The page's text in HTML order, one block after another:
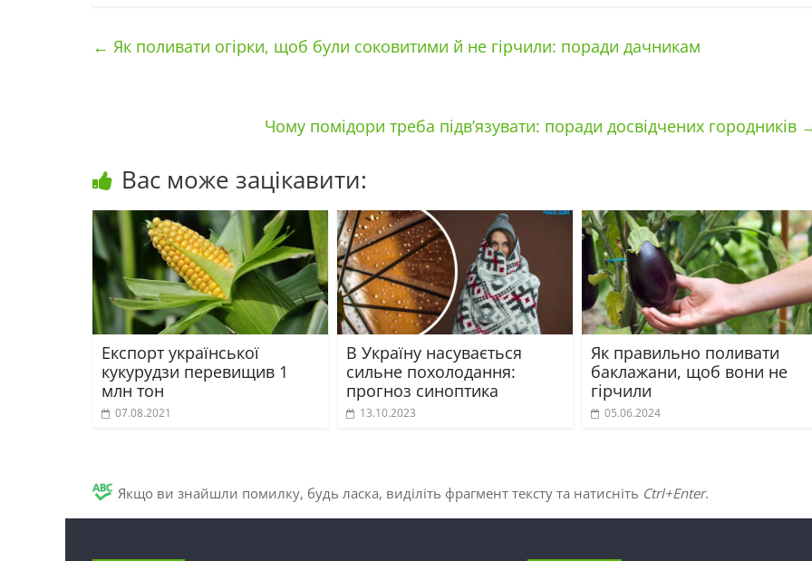
← Як поливати огірки, щоб були соковитими й не гірчили: поради дачникам
Чому помідори треба підв’язувати: поради досвідчених городників
Вас може зацікавити:
Експорт української
кукурудзи перевищив 1
млн тон
07.08.2021
В Україну насувається
сильне похолодання:
прогноз синоптика
13.10.2023
Як правильно поливати
баклажани, щоб вони не
гірчили
05.06.2024
Якщо ви знайшли помилку, будь ласка, виділіть фрагмент тексту та натисніть Ctrl+Enter.